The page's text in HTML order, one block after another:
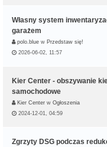
Własny system
garażem
polo.blue w Przedstaw się!
2026-06-02, 11:57
Kier Center - obszywanie
samochodowe
Kier Center w Ogłoszenia
2024-12-01, 04:59
Zgrzyty DSG podczas